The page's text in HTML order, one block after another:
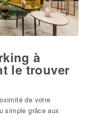
à
le trouver
de votre
simple grâce aux